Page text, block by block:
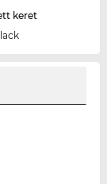
keret